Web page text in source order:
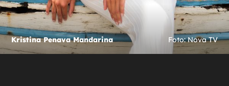
Kristina Penava Mandarina Foto: Nova TV